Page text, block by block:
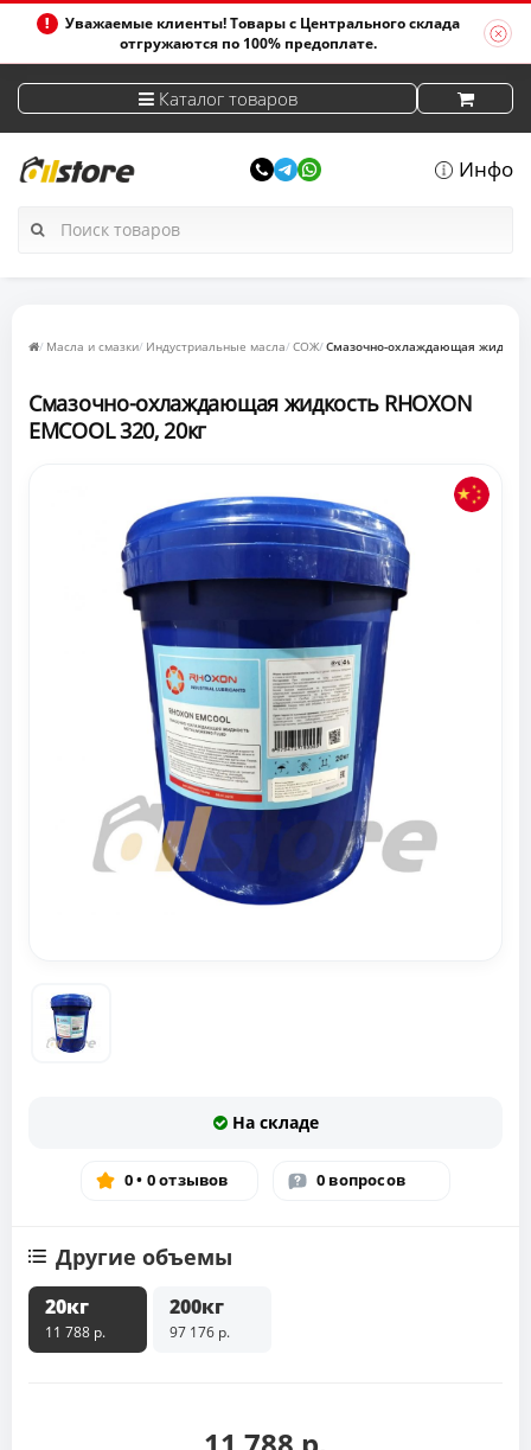
Уважаемые клиенты! Товары с Центрального склада
отгружаются по 100% предоплате.
Каталог товаров
Инфо
Масла и смазки Индустриальные масла СОЖ Смазочно-охлаждающая
Смазочно-охлаждающая жидкость RHOXON
EMCOOL 320, 20кг
На складе
0 • 0 отзывов 0 вопросов
Другие объемы
20кг
11 788 р.
200кг
97 176 р.